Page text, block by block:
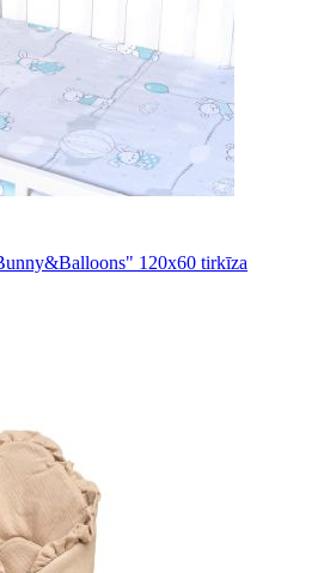
120x60 tirkīza